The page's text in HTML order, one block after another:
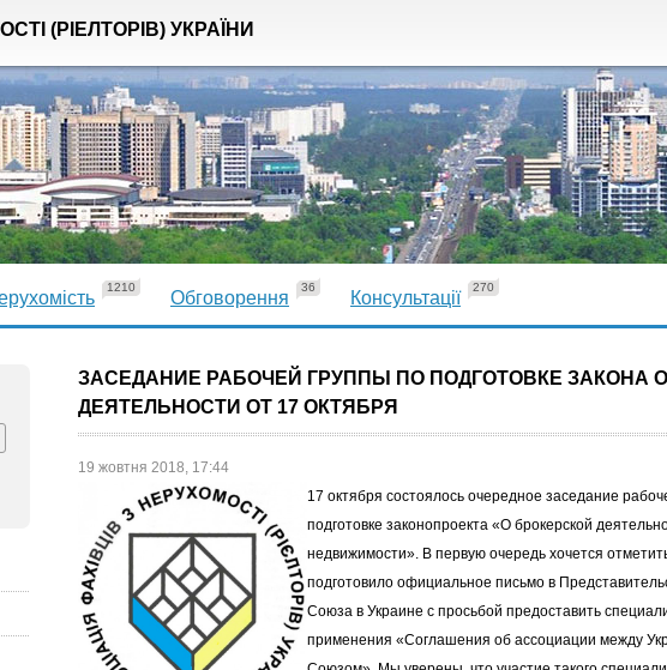
(РІЕЛТОРІВ) УКРАЇНИ
1210
Обговорення
36
Консультації
270
ЗАСЕДАНИЕ РАБОЧЕЙ ГРУППЫ ПО ПОДГОТОВКЕ ЗАКОНА
ДЕЯТЕЛЬНОСТИ ОТ 17 ОКТЯБРЯ
19 жовтня 2018, 17:44
17 октября состоялось очередное заседание
подготовке законопроекта «О брокерской
недвижимости». В первую очередь хочется
подготовило официальное письмо в
Союза в Украине с просьбой предоставить
применения «Соглашения об ассоциации между